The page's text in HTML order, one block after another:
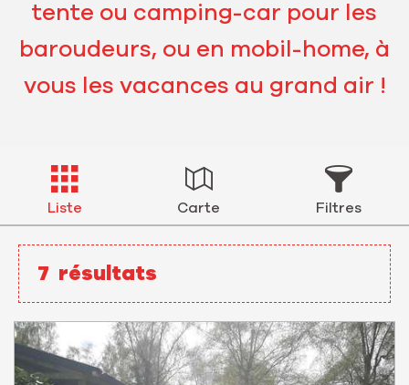
tente ou camping-car pour les
baroudeurs, ou en mobil-home, à
vous les vacances au grand air !
Liste Carte Filtres
7 résultats